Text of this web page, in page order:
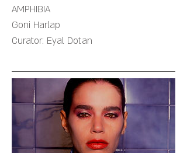
AMPHIBIA
Goni Harlap
Curator: Eyal Dotan